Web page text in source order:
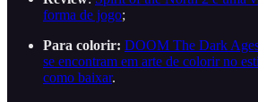
forma de jogo;
Para colorir: DOOM The Dark
se encontram em arte de colorir no
como baixar.